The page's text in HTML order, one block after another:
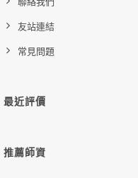
友站連結
常見問題
最近評價
推薦師資